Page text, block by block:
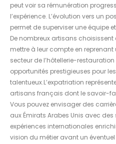
peut voir sa rémunération
l’expérience. L’évolution vers un
permet de superviser une équipe
De nombreux artisans
mettre à leur compte en
secteur de l’hôtellerie-
opportunités prestigieuses pour
talentueux.L’expatriation
artisans français dont le savoir-
Vous pouvez envisager des
aux Émirats Arabes Unis avec
expériences internationales
vision du métier avant un éventuel